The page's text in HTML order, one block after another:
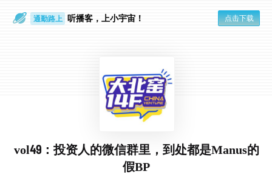
通勤路上 听播客，上小宇宙！ 点击下载
vol49：投资人的微信群里，到处都是Manus的
假BP